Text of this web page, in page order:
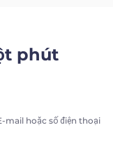
phút
mail hoặc số điện thoại